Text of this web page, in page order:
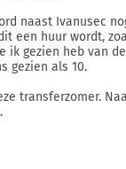
naast Ivanusec
een huur wordt,
gezien heb van
gezien als 10.
transferzomer.